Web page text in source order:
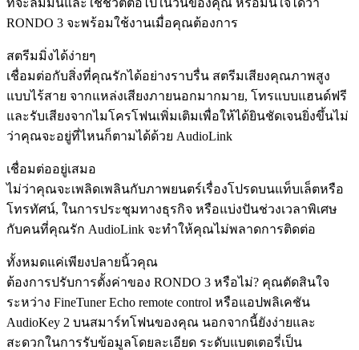
RONDO 3 จะพร้อมใช้งานเมื่อคุณต้องการ
สตรีมมิ่งได้ง่ายๆ
เชื่อมต่อกับสิ่งที่คุณรักได้อย่างราบรื่น สตรีมเสียงคุณภาพสูง
แบบไร้สาย จากแหล่งเสียงภายนอกมากมาย, โทรแบบแฮนด์ฟรี
และรับเสียงจากไมโครโฟนเพิ่มเติมเพื่อให้ได้ยินชัดเจนยิ่งขึ้นไม่
ว่าคุณจะอยู่ที่ไหนก็ตามได้ด้วย AudioLink
เชื่อมต่ออยู่เสมอ
ไม่ว่าคุณจะเพลิดเพลินกับภาพยนตร์เรื่องโปรดบนแท็บเล็ตหรือ
โทรทัศน์, ในการประชุมทางธุรกิจ หรือแบ่งปันช่วงเวลาพิเศษ
กับคนที่คุณรัก AudioLink จะทำให้คุณไม่พลาดการติดต่อ
ทั้งหมดแค่เพียงปลายนิ้วคุณ
ต้องการปรับการตั้งค่าของ RONDO 3 หรือไม่? คุณตัดสินใจ
ระหว่าง FineTuner Echo remote control หรือแอปพลิเคชัน
AudioKey 2 บนสมาร์ทโฟนของคุณ นอกจากนี้ยังง่ายและ
สะดวกในการรับข้อมูลโดยละเอียด ระดับแบตเตอรี่เป็น